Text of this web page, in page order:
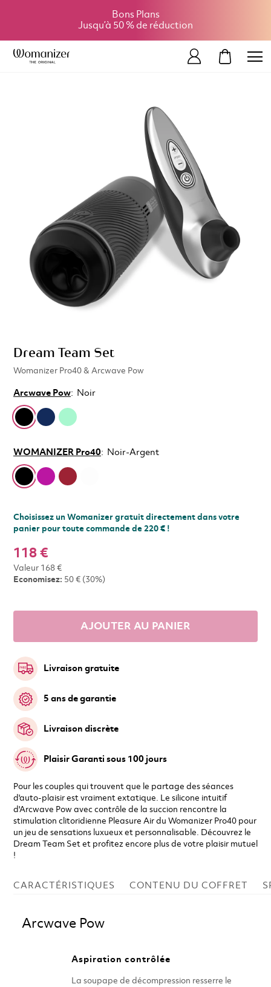
Bons Plans
Jusqu’à 50 % de réduction
Dream Team Set
Womanizer Pro40 & Arcwave Pow
Pour les couples qui trouvent que le partage des séances
d'auto-plaisir est vraiment extatique. Le silicone intuitif
d'Arcwave Pow avec contrôle de la succion rencontre la
stimulation clitoridienne Pleasure Air du Womanizer Pro40 pour
un jeu de sensations luxueux et personnalisable. Découvrez le
Dream Team Set et profitez encore plus de votre plaisir mutuel
!
Arcwave Pow: Noir
WOMANIZER Pro40: Noir-Argent
Choisissez un Womanizer gratuit directement dans votre
panier pour toute commande de 220 € !
118 €
Valeur 168 €
Economisez: 50 € (30%)
AJOUTER AU PANIER
Livraison gratuite
5 ans de garantie
Livraison discrète
Plaisir Garanti sous 100 jours
CARACTÉRISTIQUES CONTENU DU COFFRET
Arcwave Pow
Aspiration contrôlée
La soupape de décompression resserre le